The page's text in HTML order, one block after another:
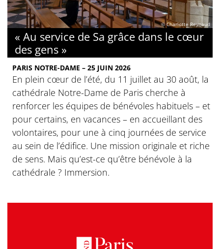
© Charlotte Reynaud
« Au service de Sa grâce dans le cœur
des gens »
PARIS NOTRE-DAME – 25 JUIN 2026
En plein cœur de l’été, du 11 juillet au 30 août, la
cathédrale Notre-Dame de Paris cherche à
renforcer les équipes de bénévoles habituels – et
pour certains, en vacances – en accueillant des
volontaires, pour une à cinq journées de service
au sein de l’édifice. Une mission originale et riche
de sens. Mais qu’est-ce qu’être bénévole à la
cathédrale ? Immersion.